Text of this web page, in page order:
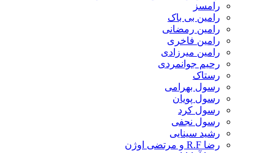
رامسز
رامین بی باک
رامین رمضانی
رامین فاخری
رامین میرزادی
رحیم جوانمردی
رستاک
رسول بهرامی
رسول پویان
رسول کرد
رسول نجفی
رشید سینایی
رضا R.F و مرتضی اوژن